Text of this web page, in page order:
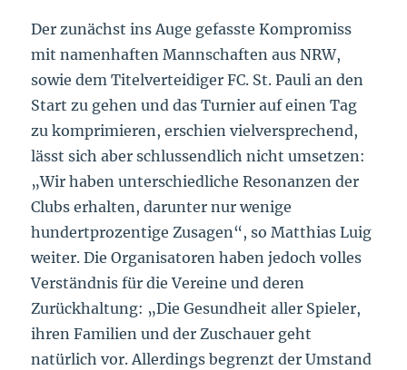
Der zunächst ins Auge gefasste Kompromiss
mit namenhaften Mannschaften aus NRW,
sowie dem Titelverteidiger FC. St. Pauli an den
Start zu gehen und das Turnier auf einen Tag
zu komprimieren, erschien vielversprechend,
lässt sich aber schlussendlich nicht umsetzen:
„Wir haben unterschiedliche Resonanzen der
Clubs erhalten, darunter nur wenige
hundertprozentige Zusagen“, so Matthias Luig
weiter. Die Organisatoren haben jedoch volles
Verständnis für die Vereine und deren
Zurückhaltung: „Die Gesundheit aller Spieler,
ihren Familien und der Zuschauer geht
natürlich vor. Allerdings begrenzt der Umstand